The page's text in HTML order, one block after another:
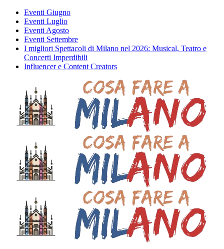
Eventi Giugno
Eventi Luglio
Eventi Agosto
Eventi Settembre
I migliori Spettacoli di Milano nel 2026: Musical, Teatro e
Concerti Imperdibili
Influencer e Content Creators